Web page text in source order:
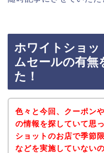
ホワイトショッ
ムセールの有無
た！
色々と今回、クーポン
の情報を探していて思
ショットのお店で季節
などを実施していない